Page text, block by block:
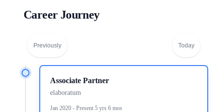
Career Journey
Previously Today
Associate Partner
elaboratum
Jan 2020 - Present 5 yrs 6 mos